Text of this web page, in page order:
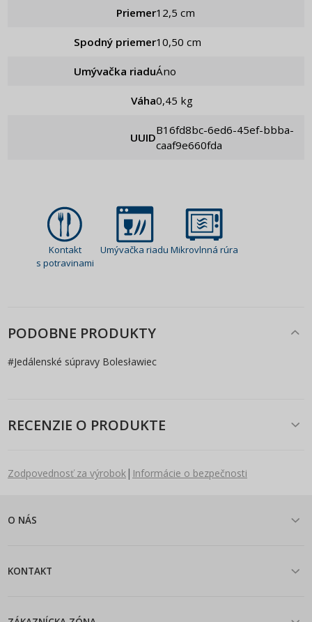
Priemer 12,5 cm
Spodný priemer 10,50 cm
Umývačka riadu Áno
Váha 0,45 kg
UUID
b16fd8bc-6ed6-45ef-bbba-
caaf9e660fda
Kontakt
s potravinami
Umývačka riadu Mikrovlnná rúra
PODOBNE PRODUKTY
#Jedálenské súpravy Bolesławiec
RECENZIE O PRODUKTE
Zodpovednosť za výrobok| Informácie o bezpečnosti
O NÁS
KONTAKT